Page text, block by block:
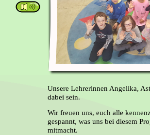
Unsere Lehrerinnen Angelika,
dabei sein.
Wir freuen uns, euch alle
gespannt, was uns bei diesem
mitmacht.